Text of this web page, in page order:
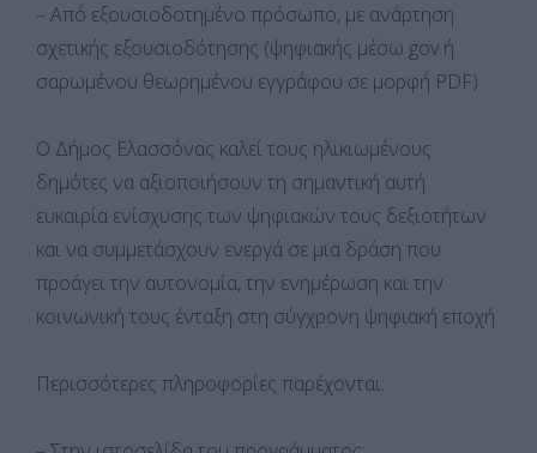
– Από εξουσιοδοτημένο πρόσωπο, με ανάρτηση
σχετικής εξουσιοδότησης (ψηφιακής μέσω gov ή
σαρωμένου θεωρημένου εγγράφου σε μορφή PDF)
Ο Δήμος Ελασσόνας καλεί τους ηλικιωμένους
δημότες να αξιοποιήσουν τη σημαντική αυτή
ευκαιρία ενίσχυσης των ψηφιακών τους δεξιοτήτων
και να συμμετάσχουν ενεργά σε μια δράση που
προάγει την αυτονομία, την ενημέρωση και την
κοινωνική τους ένταξη στη σύγχρονη ψηφιακή εποχή.
Περισσότερες πληροφορίες παρέχονται: